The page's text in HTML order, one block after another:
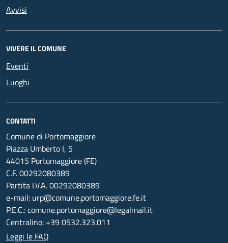
Avvisi
VIVERE IL COMUNE
Eventi
Luoghi
CONTATTI
Comune di Portomaggiore
Piazza Umberto I, 5
44015 Portomaggiore (FE)
C.F. 00292080389
Partita I.V.A. 00292080389
e-mail: urp@comune.portomaggiore.fe.it
P.E.C.: comune.portomaggiore@legalmail.it
Centralino: +39 0532.323.011
Leggi le FAQ